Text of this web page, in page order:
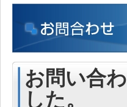
お問い合
した。